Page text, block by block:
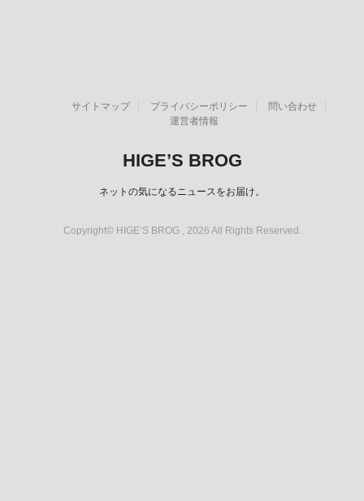
サイトマップ プライバシーポリシー
問い合わせ
運営者情報
HIGE’S BROG
ネットの気になるニュースをお届け。
Copyright© HIGE’S BROG , 2026 All Rights Reserved.